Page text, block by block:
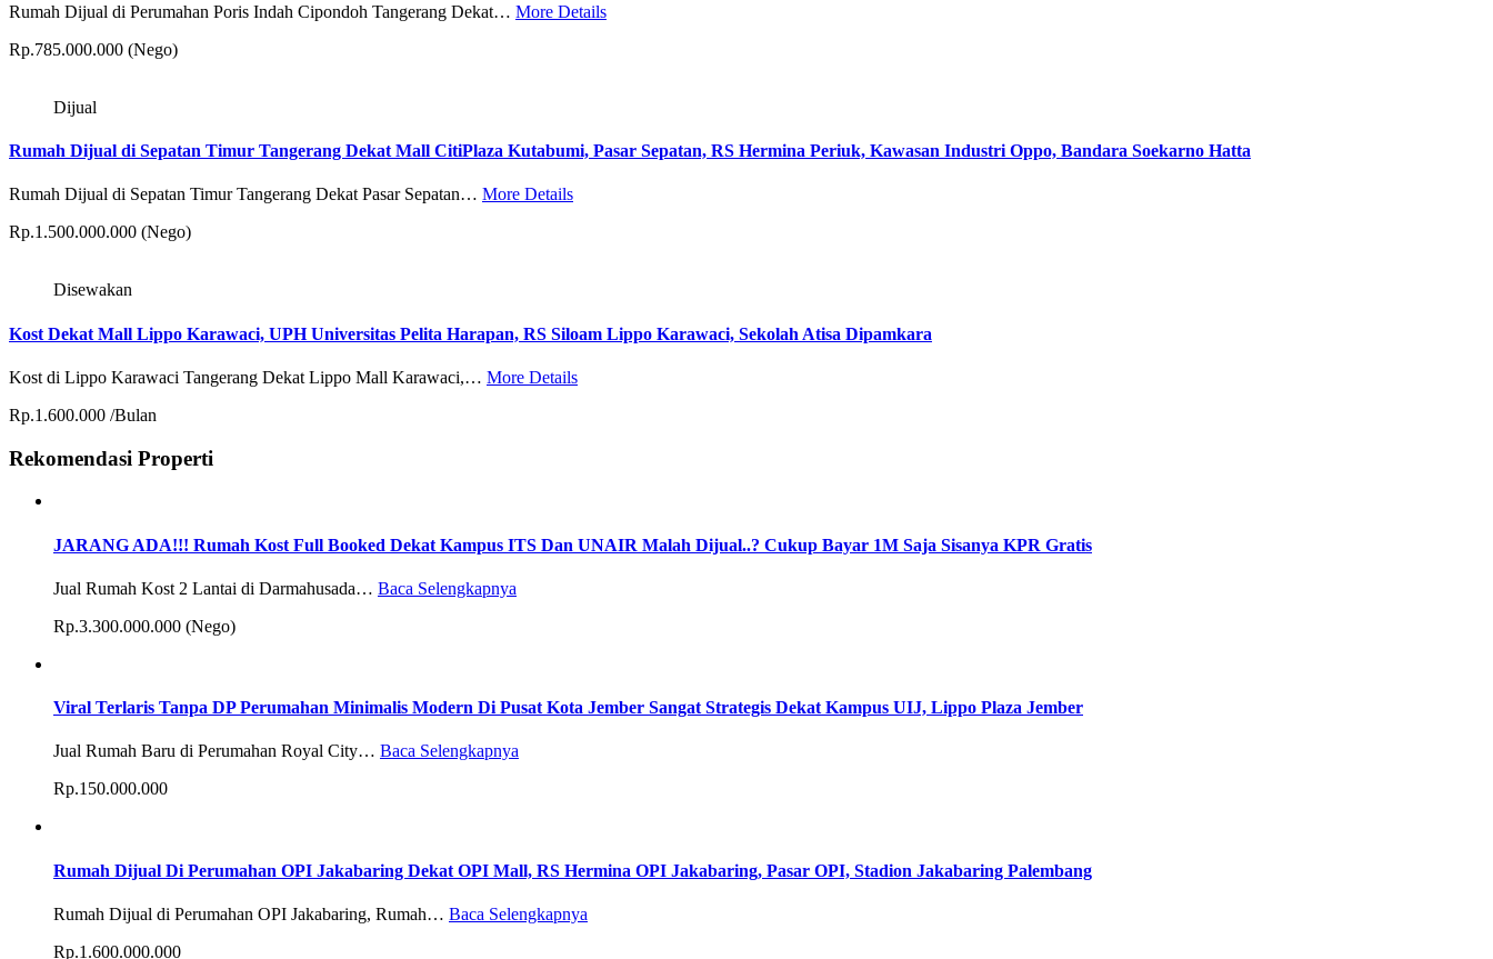
Rumah Dijual di Perumahan Poris Indah Cipondoh Tangerang Dekat… More Details
Rp.785.000.000 (Nego)
Dijual
Rumah Dijual di Sepatan Timur Tangerang Dekat Mall CitiPlaza Kutabumi, Pasar Sepatan, RS Hermina Periuk, Kawasan Industri Oppo, Bandara Soekarno Hatta
Rumah Dijual di Sepatan Timur Tangerang Dekat Pasar Sepatan… More Details
Rp.1.500.000.000 (Nego)
Disewakan
Kost Dekat Mall Lippo Karawaci, UPH Universitas Pelita Harapan, RS Siloam Lippo Karawaci, Sekolah Atisa Dipamkara
Kost di Lippo Karawaci Tangerang Dekat Lippo Mall Karawaci,… More Details
Rp.1.600.000 /Bulan
Rekomendasi Properti
JARANG ADA!!! Rumah Kost Full Booked Dekat Kampus ITS Dan UNAIR Malah Dijual..? Cukup Bayar 1M Saja Sisanya KPR Gratis
Jual Rumah Kost 2 Lantai di Darmahusada… Baca Selengkapnya
Rp.3.300.000.000 (Nego)
Viral Terlaris Tanpa DP Perumahan Minimalis Modern Di Pusat Kota Jember Sangat Strategis Dekat Kampus UIJ, Lippo Plaza Jember
Jual Rumah Baru di Perumahan Royal City… Baca Selengkapnya
Rp.150.000.000
Rumah Dijual Di Perumahan OPI Jakabaring Dekat OPI Mall, RS Hermina OPI Jakabaring, Pasar OPI, Stadion Jakabaring Palembang
Rumah Dijual di Perumahan OPI Jakabaring, Rumah… Baca Selengkapnya
Rp.1.600.000.000